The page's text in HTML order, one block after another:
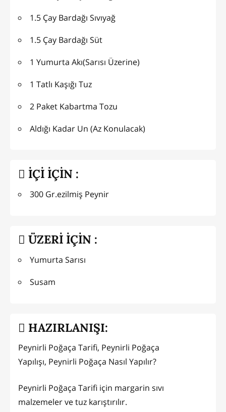
1.5 Çay Bardağı Sıvıyağ
1.5 Çay Bardağı Süt
1 Yumurta Akı(Sarısı Üzerine)
1 Tatlı Kaşığı Tuz
2 Paket Kabartma Tozu
Aldığı Kadar Un (Az Konulacak)
İÇİ İÇİN :
300 Gr.ezilmiş Peynir
ÜZERİ İÇİN :
Yumurta Sarısı
Susam
HAZIRLANIŞI:
Peynirli Poğaça Tarifi, Peynirli Poğaça
Yapılışı, Peynirli Poğaça Nasıl Yapılır?
Peynirli Poğaça Tarifi için margarin sıvı
malzemeler ve tuz karıştırılır.